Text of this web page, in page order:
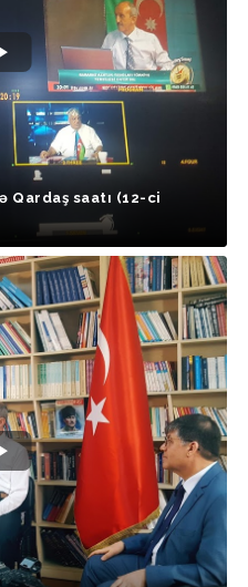
Qardaş saatı (12-ci